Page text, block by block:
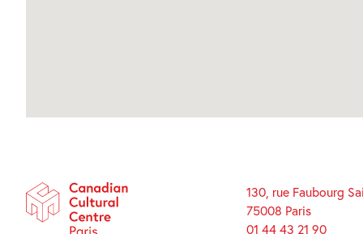
130, rue Faubourg
75008 Paris
01 44 43 21 90